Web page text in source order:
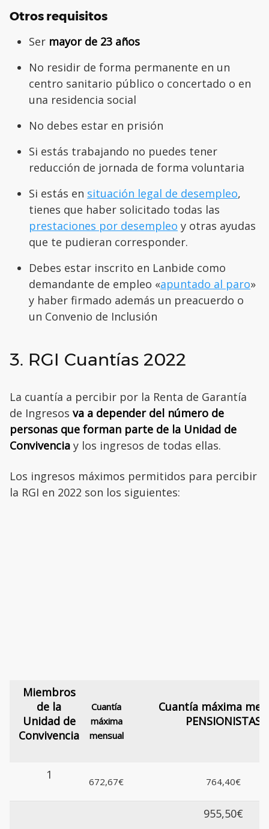
Otros requisitos
Ser mayor de 23 años
No residir de forma permanente en un
centro sanitario público o concertado o en
una residencia social
No debes estar en prisión
Si estás trabajando no puedes tener
reducción de jornada de forma voluntaria
Si estás en situación legal de desempleo,
tienes que haber solicitado todas las
prestaciones por desempleo y otras ayudas
que te pudieran corresponder.
Debes estar inscrito en Lanbide como
demandante de empleo «apuntado al paro»
y haber firmado además un preacuerdo o
un Convenio de Inclusión
3. RGI Cuantías 2022
La cuantía a percibir por la Renta de Garantía
de Ingresos va a depender del número de
personas que forman parte de la Unidad de
Convivencia y los ingresos de todas ellas.
Los ingresos máximos permitidos para percibir
la RGI en 2022 son los siguientes:
Miembros
de la
Unidad de
Convivencia
Cuantía
máxima
mensual
Cuantía máxima
PENSIONISTAS
1 672,67€ 764,40€
955,50€